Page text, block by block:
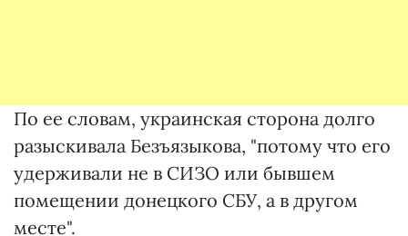
По ее словам, украинская сторона долго
разыскивала Безъязыкова, "потому что его
удерживали не в СИЗО или бывшем
помещении донецкого СБУ, а в другом
месте".